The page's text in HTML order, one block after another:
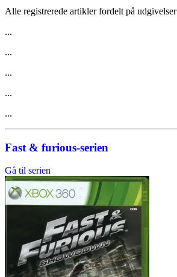
Alle registrerede artikler fordelt på udgivelser
...
...
...
...
...
Fast & furious-serien
Gå til serien